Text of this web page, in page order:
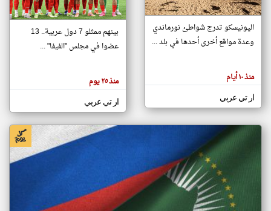
تغيير الدولة
اخبار جزر القمر على مدار الساعة
أهم اخبار جزر القمر العاجلة والمباشرة
هنا عن
وجهة
كاتبيها.
اليونيسكو تدرج شواطئ نورماندي
وعدة مواقع أخرى أحدها في بلد ...
منذ ١٠ أيام
ار تي عربي
بينهم ممثلو 7 دول عربية.. 13
عضوا في مجلس "الفيفا" ...
منذ ٢٥ يوم
ار تي عربي
klyoum.com